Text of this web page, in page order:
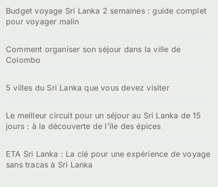
Budget voyage Sri Lanka 2 semaines : guide complet
pour voyager malin
Comment organiser son séjour dans la ville de
Colombo
5 villes du Sri Lanka que vous devez visiter
Le meilleur circuit pour un séjour au Sri Lanka de 15
jours : à la découverte de l'île des épices
ETA Sri Lanka : La clé pour une expérience de voyage
sans tracas à Sri Lanka